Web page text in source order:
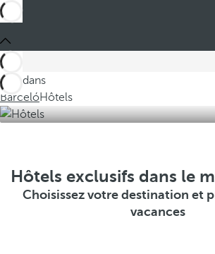
Ces dans
BarcelóHôtels
Hôtels exclusifs dans le
Choisissez votre destination et
vacances